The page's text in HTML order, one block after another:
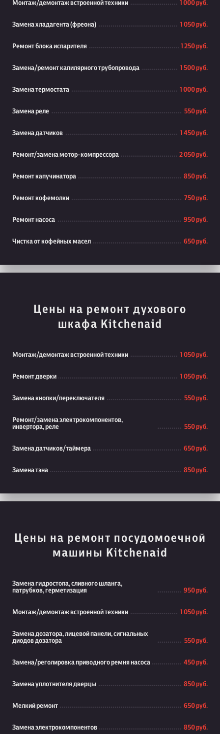
Монтаж/демонтаж встроенной техники 1 000 руб.
Замена хладагента (фреона) 1 050 руб.
Ремонт блока испарителя 1 250 руб.
Замена/ремонт капилярного трубопровода 1 500 руб.
Замена термостата 1 000 руб.
Замена реле 550 руб.
Замена датчиков 1 450 руб.
Ремонт/замена мотор-компрессора 2 050 руб.
Ремонт капучинатора 850 руб.
Ремонт кофемолки 750 руб.
Ремонт насоса 950 руб.
Чистка от кофейных масел 650 руб.
Цены на ремонт духового
шкафа Kitchenaid
Монтаж/демонтаж встроенной техники 1 050 руб.
Ремонт дверки 1 050 руб.
Замена кнопки/переключателя 550 руб.
Ремонт/замена электрокомпонентов,
инвертора, реле
550 руб.
Замена датчиков/таймера 650 руб.
Замена тэна 850 руб.
Цены на ремонт посудомоечной
машины Kitchenaid
Замена гидростопа, сливного шланга,
патрубков, герметизация
950 руб.
Монтаж/демонтаж встроенной техники 1 050 руб.
Замена дозатора, лицевой панели, сигнальных
диодов дозатора
550 руб.
Замена/реголировка приводного ремня насоса 450 руб.
Замена уплотнителя дверцы 850 руб.
Мелкий ремонт 650 руб.
Замена электрокомпонентов 850 руб.